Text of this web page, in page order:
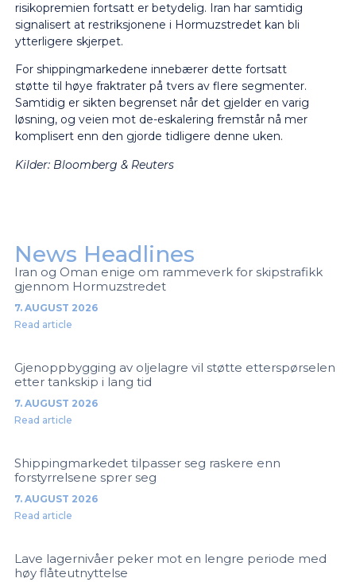
risikopremien fortsatt er betydelig. Iran har samtidig
signalisert at restriksjonene i Hormuzstredet kan bli
ytterligere skjerpet.
For shippingmarkedene innebærer dette fortsatt
støtte til høye fraktrater på tvers av flere segmenter.
Samtidig er sikten begrenset når det gjelder en varig
løsning, og veien mot de-eskalering fremstår nå mer
komplisert enn den gjorde tidligere denne uken.
Kilder: Bloomberg & Reuters
News Headlines
Iran og Oman enige om rammeverk for skipstrafikk
gjennom Hormuzstredet
7. AUGUST 2026
Read article
Gjenoppbygging av oljelagre vil støtte etterspørselen
etter tankskip i lang tid
7. AUGUST 2026
Read article
Shippingmarkedet tilpasser seg raskere enn
forstyrrelsene sprer seg
7. AUGUST 2026
Read article
Lave lagernivåer peker mot en lengre periode med
høy flåteutnyttelse